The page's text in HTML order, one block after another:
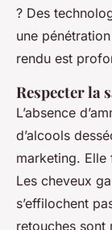
? Des
une
rendu est
Respecter la
L’absence
d’alcools
marketing.
Les cheveux
s’effilochent
retouches sont